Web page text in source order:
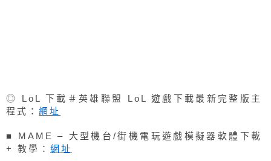
◎ LoL 下載＃英雄聯盟 LoL 遊戲下載最新完整版主
程式： 網址
■ MAME – 大型機台/街機電玩遊戲模擬器軟體下載
+ 教學： 網址